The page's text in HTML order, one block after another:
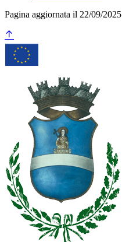
Pagina aggiornata il 22/09/2025